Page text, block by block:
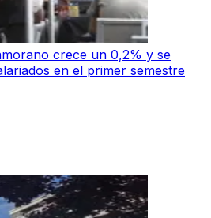
crece un 0,2% y se
en el primer semestre